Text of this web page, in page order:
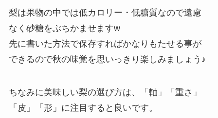
梨は果物の中では低カロリー・低糖質なので遠慮
なく砂糖をぶちかませますw
先に書いた方法で保存すればかなりもたせる事が
できるので秋の味覚を思いっきり楽しみましょう♪
ちなみに美味しい梨の選び方は、「軸」「重さ」
「皮」「形」に注目すると良いです。